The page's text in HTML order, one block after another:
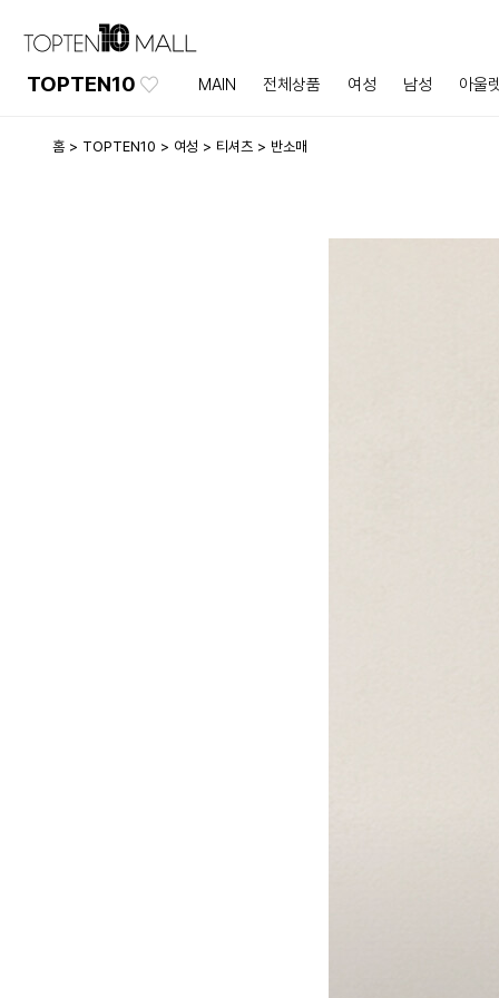
TOPTEN10 MAIN 전체상품 여성 남성 아울
홈 TOPTEN10 여성 티셔츠 반소매